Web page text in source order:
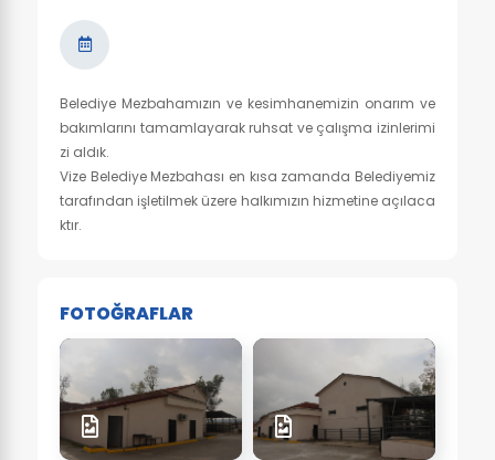
Belediye Mezbahamızın ve kesimhanemizin onarım ve
bakımlarını tamamlayarak ruhsat ve çalışma izinlerimi
zi aldık.
Vize Belediye Mezbahası en kısa zamanda Belediyemiz
tarafından işletilmek üzere halkımızın hizmetine açılaca
ktır.
FOTOĞRAFLAR